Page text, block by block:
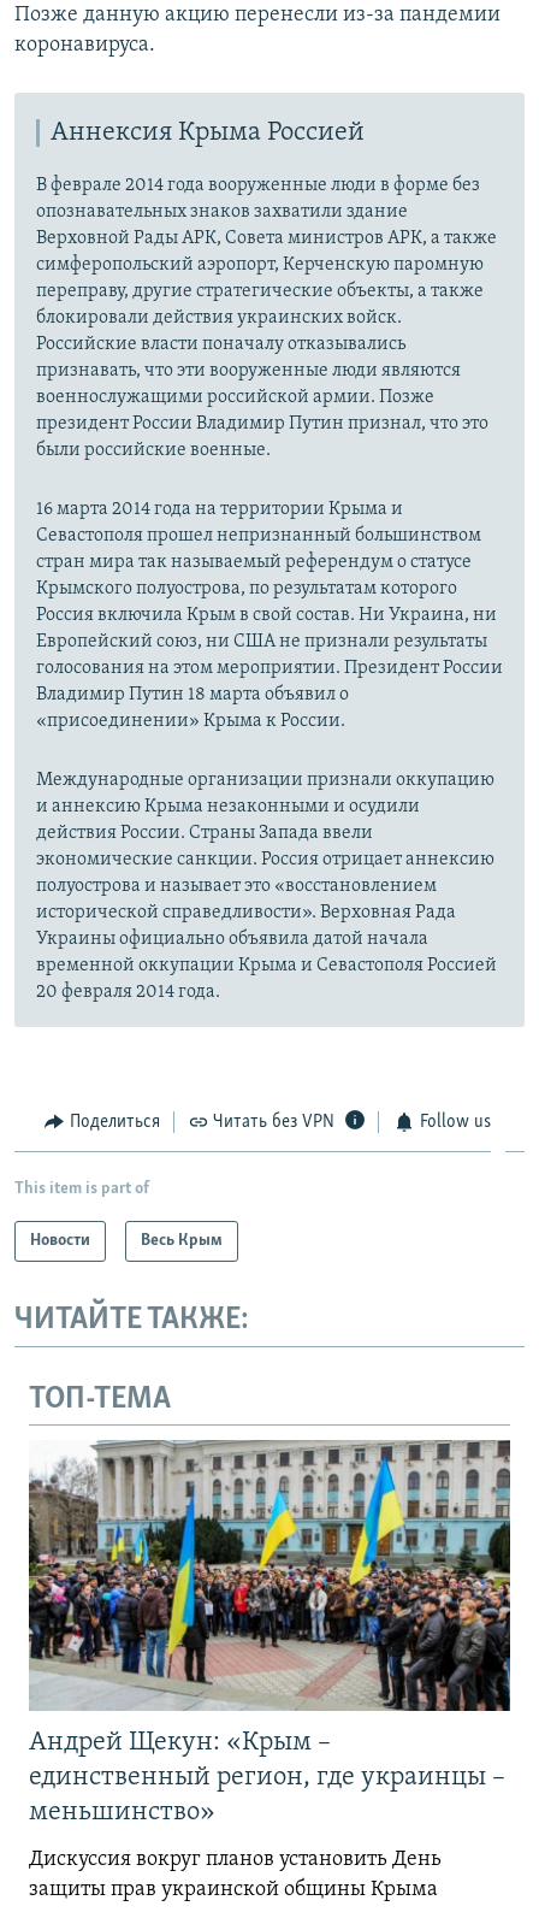
Позже данную акцию перенесли из-за пандемии
коронавируса.
Аннексия Крыма Россией
В феврале 2014 года вооруженные люди в форме без
опознавательных знаков захватили здание
Верховной Рады АРК, Совета министров АРК, а также
симферопольский аэропорт, Керченскую паромную
переправу, другие стратегические объекты, а также
блокировали действия украинских войск.
Российские власти поначалу отказывались
признавать, что эти вооруженные люди являются
военнослужащими российской армии. Позже
президент России Владимир Путин признал, что это
были российские военные.
16 марта 2014 года на территории Крыма и
Севастополя прошел непризнанный большинством
стран мира так называемый референдум о статусе
Крымского полуострова, по результатам которого
Россия включила Крым в свой состав. Ни Украина, ни
Европейский союз, ни США не признали результаты
голосования на этом мероприятии. Президент России
Владимир Путин 18 марта объявил о
«присоединении» Крыма к России.
Международные организации признали оккупацию
и аннексию Крыма незаконными и осудили
действия России. Страны Запада ввели
экономические санкции. Россия отрицает аннексию
полуострова и называет это «восстановлением
исторической справедливости». Верховная Рада
Украины официально объявила датой начала
временной оккупации Крыма и Севастополя Россией
20 февраля 2014 года.
Поделиться Читать без VPN Follow us
This item is part of
Новости Весь Крым
ЧИТАЙТЕ ТАКЖЕ:
ТОП-ТЕМА
Андрей Щекун: «Крым –
единственный регион, где украинцы –
меньшинство»
Дискуссия вокруг планов установить День
защиты прав украинской общины Крыма